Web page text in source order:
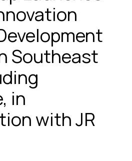
Southeast
in
with JR